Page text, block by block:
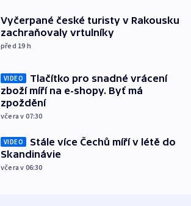
Vyčerpané české turisty v Rakousku
zachraňovaly vrtulníky
před 19 h
VIDEO
Tlačítko pro snadné vrácení
zboží míří na e-shopy. Byť má
zpoždění
včera v 07:30
VIDEO
Stále více Čechů míří v létě do
Skandinávie
včera v 06:30